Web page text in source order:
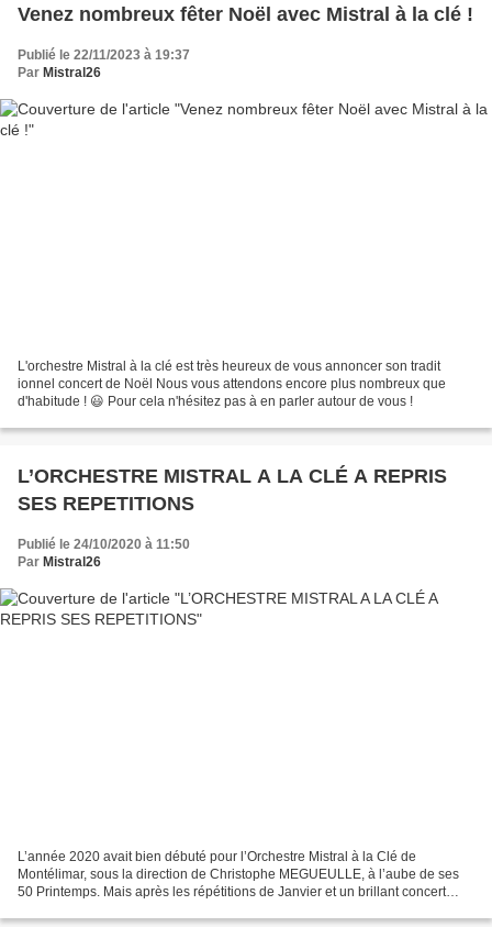
Venez nombreux fêter Noël avec Mistral à la clé !
Publié le 22/11/2023 à 19:37
Par Mistral26
L'orchestre Mistral à la clé est très heureux de vous annoncer son tradit
ionnel concert de Noël Nous vous attendons encore plus nombreux que
d'habitude ! 😃 Pour cela n'hésitez pas à en parler autour de vous !
L’ORCHESTRE MISTRAL A LA CLÉ A REPRIS
SES REPETITIONS
Publié le 24/10/2020 à 11:50
Par Mistral26
L’année 2020 avait bien débuté pour l’Orchestre Mistral à la Clé de
Montélimar, sous la direction de Christophe MEGUEULLE, à l’aube de ses
50 Printemps. Mais après les répétitions de Janvier et un brillant concert